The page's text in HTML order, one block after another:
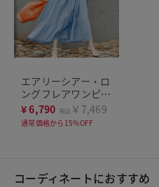
エアリーシアー・ロ
ングフレアワンピー
ス
¥6,790 税込 ￥7,469
通常価格から15%OFF
コーディネートにおすすめ